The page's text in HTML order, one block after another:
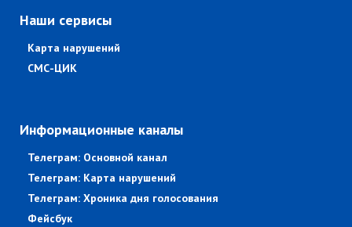
Наши сервисы
Карта нарушений
СМС-ЦИК
Информационные каналы
Телеграм: Основной канал
Телеграм: Карта нарушений
Телеграм: Хроника дня голосования
Фейсбук